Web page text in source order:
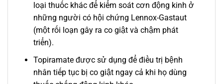
loại thuốc khác để kiểm soát cơn động kinh ở
những người có hội chứng Lennox-Gastaut
(một rối loạn gây ra co giật và chậm phát
triển).
Topiramate được sử dụng để điều trị bệnh
nhân tiếp tục bị co giật ngay cả khi họ dùng